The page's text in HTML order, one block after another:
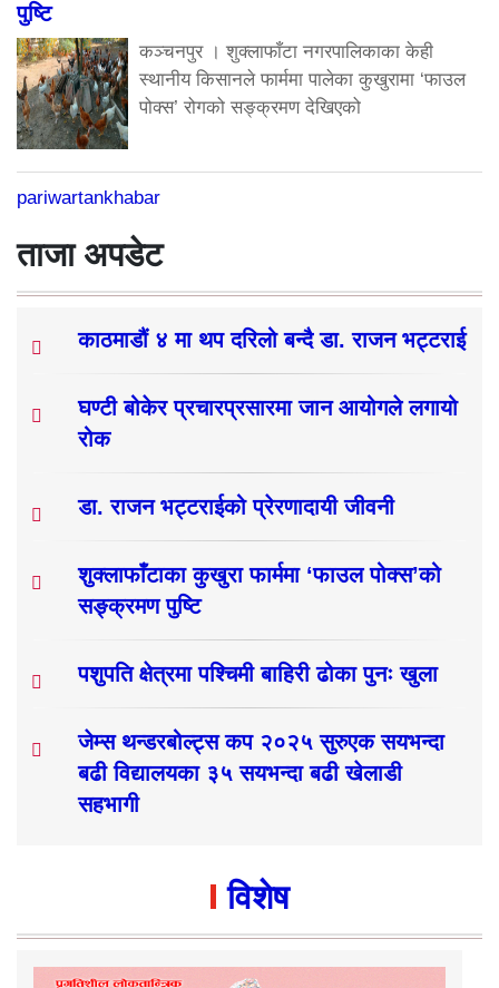
पुष्टि
कञ्चनपुर । शुक्लाफाँटा नगरपालिकाका केही
स्थानीय किसानले फार्ममा पालेका कुखुरामा ‘फाउल
पोक्स’ रोगको सङ्क्रमण देखिएको
pariwartankhabar
ताजा अपडेट
काठमाडौं ४ मा थप दरिलो बन्दै डा. राजन भट्टराई
घण्टी बोकेर प्रचारप्रसारमा जान आयोगले लगायो
रोक
डा. राजन भट्टराईको प्रेरणादायी जीवनी
शुक्लाफाँटाका कुखुरा फार्ममा ‘फाउल पोक्स’को
सङ्क्रमण पुष्टि
पशुपति क्षेत्रमा पश्चिमी बाहिरी ढोका पुनः खुला
जेम्स थन्डरबोल्ट्स कप २०२५ सुरुएक सयभन्दा
बढी विद्यालयका ३५ सयभन्दा बढी खेलाडी
सहभागी
विशेष